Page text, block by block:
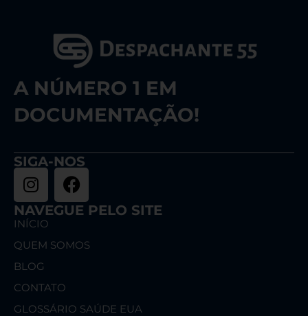
A NÚMERO 1 EM
DOCUMENTAÇÃO!
SIGA-NOS
NAVEGUE PELO SITE
INÍCIO
QUEM SOMOS
BLOG
CONTATO
GLOSSÁRIO SAÚDE EUA